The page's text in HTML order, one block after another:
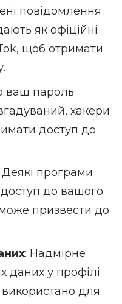
повідомлення
як офіційні
щоб отримати
ваш пароль
хакери
доступ до
Деякі програми
до вашого
призвести до
: Надмірне
даних у профілі
для